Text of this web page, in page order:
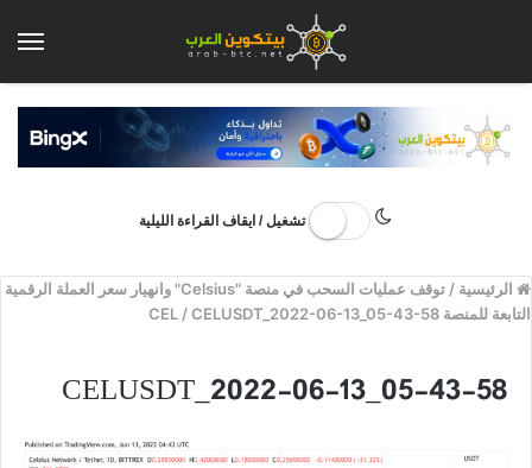
تشغيل / ايقاف القراءة الليلية
الرئيسية /
توقف عمليات السحب في منصة "Celsius" وانهيار سعر العملة الرقمية
التابعة للمنصة CEL
/CELUSDT_2022-06-13_05-43-58
CELUSDT_2022-06-13_05-43-58